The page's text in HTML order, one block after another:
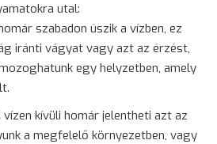
utal:
szabadon úszik a vízben, ez
iránti vágyat vagy azt az érzést,
egy helyzetben, amely
vízen kívüli homár jelentheti azt az
a megfelelő környezetben, vagy